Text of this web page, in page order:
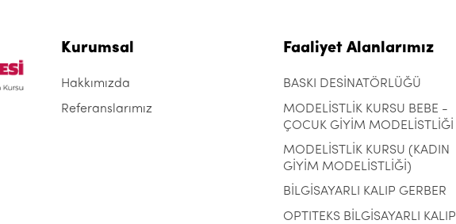
Kurumsal
Hakkımızda
Referanslarımız
Faaliyet Alanlarımız
BASKI DESİNATÖRLÜĞÜ
MODELİSTLİK KURSU BEBE -
ÇOCUK GİYİM MODELİSTLİĞİ
MODELİSTLİK KURSU (KADIN
GİYİM MODELİSTLİĞİ)
BİLGİSAYARLI KALIP GERBER
OPTITEKS BİLGİSAYARLI KALIP